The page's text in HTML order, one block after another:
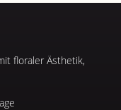
floraler Ästhetik,